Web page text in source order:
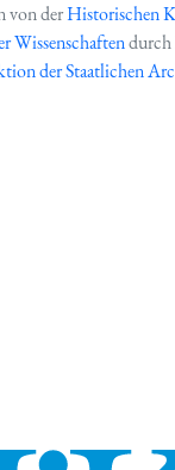
von derHistorischen
Wissenschaftendurch
der Staatlichen